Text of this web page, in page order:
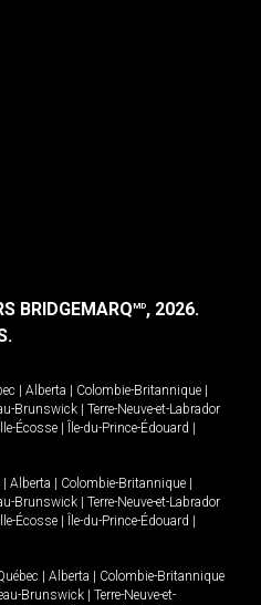
BRIDGEMARQMD, 2026.
Alberta Colombie-Britannique
Brunswick
Terre-Neuve-et-Labrador
Écosse Île-du-Prince-Édouard
Alberta Colombie-Britannique
Brunswick
Terre-Neuve-et-Labrador
Écosse Île-du-Prince-Édouard
Alberta
Colombie-Britannique
Brunswick
Terre-Neuve-et-